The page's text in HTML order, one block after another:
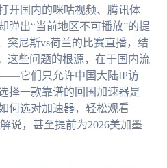
开国内的咪咕视频、腾讯体
弹出“当前地区不可播放”的提
突尼斯vs荷兰的比赛直播，结
这些问题的根源，在于国内流
它们只允许中国大陆IP访
择一款靠谱的回国加速器是
何选对加速器，轻松观看
说，甚至提前为2026美加墨